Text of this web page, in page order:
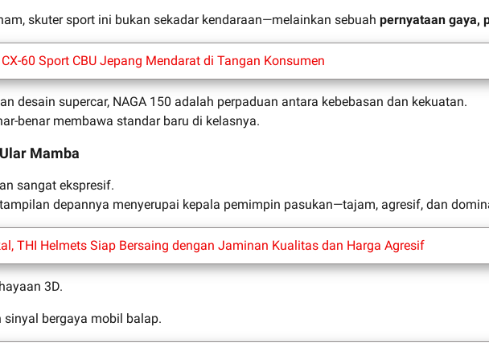
skuter sport ini bukan sekadar kendaraan—melainkan sebuah pernyataan gaya,
60 Sport CBU Jepang Mendarat di Tangan Konsumen
desain supercar, NAGA 150 adalah perpaduan antara kebebasan dan kekuatan.
benar membawa standar baru di kelasnya.
Mamba
sangat ekspresif.
depannya menyerupai kepala pemimpin pasukan—tajam, agresif, dan
THI Helmets Siap Bersaing dengan Jaminan Kualitas dan Harga Agresif
3D.
sinyal bergaya mobil balap.